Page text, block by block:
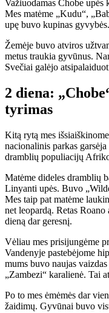
Važiuodamas Chobe upės
Mes matėme „Kudu“,
upę buvo kupinas gyvybės.
Žemėje buvo atviros
metus traukia gyvūnus.
Svečiai galėjo
2 diena:
tyrimas
Kitą rytą mes
nacionalinis parkas
dramblių populiacijų
Matėme dideles dramblių
Linyanti upės. Buvo
Mes taip pat matėme
net leopardą. Retas
dieną dar geresnį.
Vėliau mes prisijungėme
Vandenyje pastebėjome
mums buvo naujas
„Zambezi“ karalienė. Tai
Po to mes ėmėmės dar
žaidimų. Gyvūnai buvo